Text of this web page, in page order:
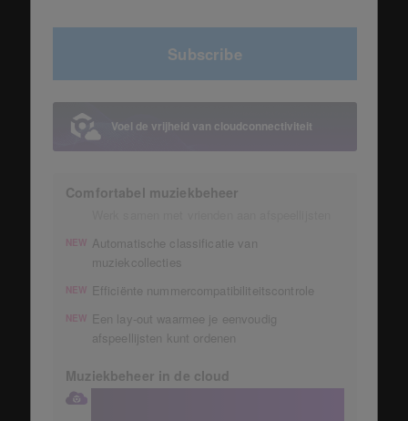
Subscribe
Voel de vrijheid van cloudconnectiviteit
Comfortabel muziekbeheer
NEW Automatische classificatie van
muziekcollecties
NEW Efficiënte nummercompatibiliteitscontrole
NEW Een lay-out waarmee je eenvoudig
afspeellijsten kunt ordenen
Muziekbeheer in de cloud